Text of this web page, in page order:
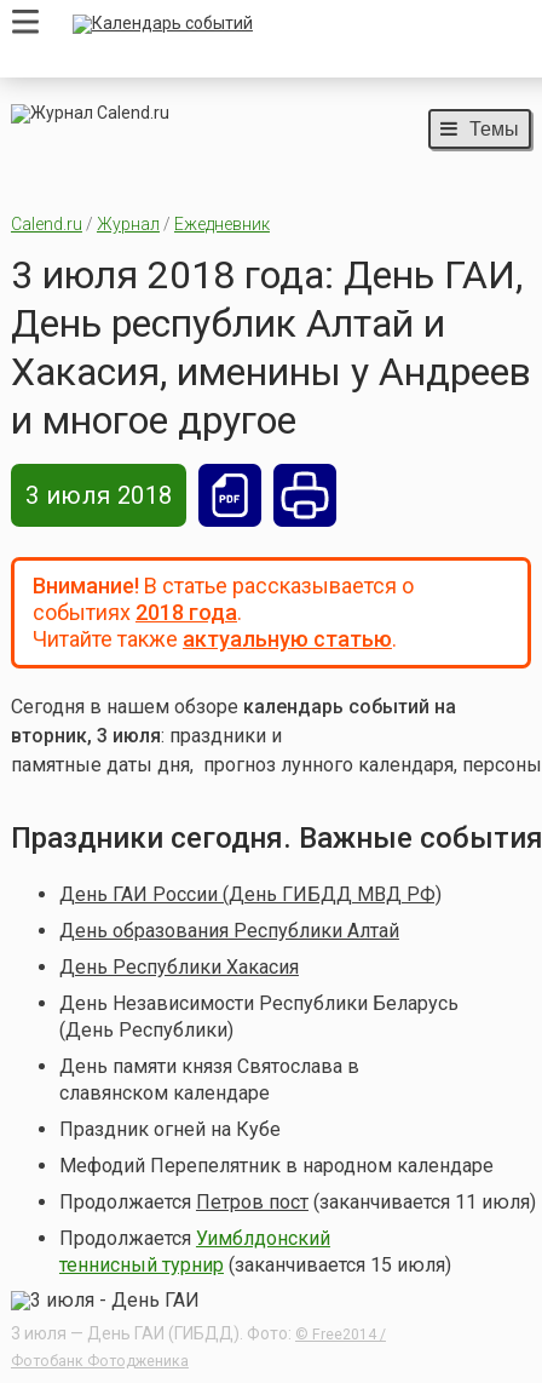
Темы
Calend.ru / Журнал / Ежедневник
3 июля 2018 года: День ГАИ,
День республик Алтай и
Хакасия, именины у Андреев
и многое другое
3 июля 2018
Внимание!В статье рассказывается о
событиях 2018 года.
Читайте также актуальную статью.
Сегодня в нашем обзоре календарь событий на
вторник, 3 июля: праздники и
памятные даты дня, прогноз лунного календаря,
Праздники сегодня. Важные
День ГАИ России (День ГИБДД МВД РФ)
День образования Республики Алтай
День Республики Хакасия
День Независимости Республики Беларусь
(День Республики)
День памяти князя Святослава в
славянском календаре
Праздник огней на Кубе
Мефодий Перепелятник в народном календаре
Продолжается Петров пост(заканчивается 11 июля)
Продолжается Уимблдонский
теннисный турнир(заканчивается 15 июля)
3 июля — День ГАИ (ГИБДД). Фото: © Free2014 /
Фотобанк Фотодженика